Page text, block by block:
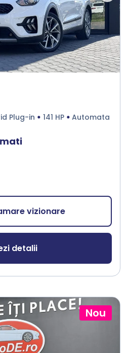
Plug-in 141 HP Automata
vizionare
detalii
Nou